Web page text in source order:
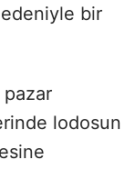
bir
pazar
lodosun